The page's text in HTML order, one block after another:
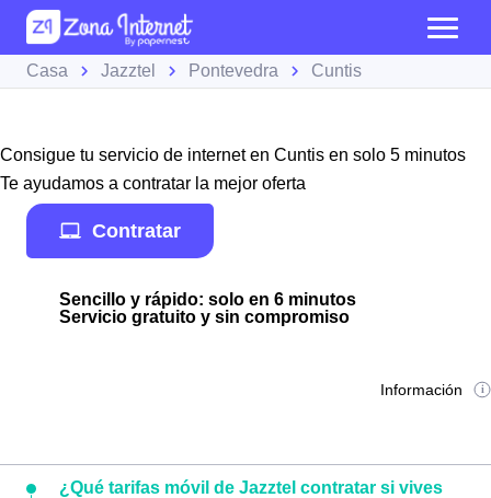
Casa Jazztel Pontevedra Cuntis
Consigue tu servicio de internet en Cuntis en solo 5 minutos
Te ayudamos a contratar la mejor oferta
Contratar
Sencillo y rápido: solo en 6 minutos
Servicio gratuito y sin compromiso
Información
¿Qué tarifas móvil de Jazztel contratar si vives